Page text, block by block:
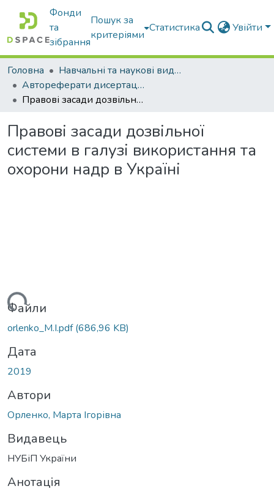
Фонди
та
зібрання
Пошук за
критеріями
Статистика Увійти
Головна
Навчальні та наукові видання
Автореферати дисертацій та дисертації
Правові засади дозвільної системи в галузі використання та охорони надр в Україні
Правові засади дозвільної
системи в галузі використання та
охорони надр в Україні
Файли
orlenko_M.I.pdf(686,96 KB)
Дата
2019
Автори
Орленко, Марта Ігорівна
Видавець
НУБіП України
Анотація